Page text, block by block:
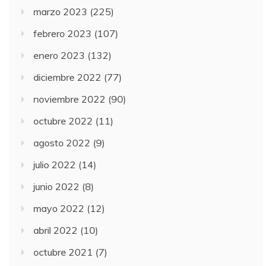
marzo 2023 (225)
febrero 2023 (107)
enero 2023 (132)
diciembre 2022 (77)
noviembre 2022 (90)
octubre 2022 (11)
agosto 2022 (9)
julio 2022 (14)
junio 2022 (8)
mayo 2022 (12)
abril 2022 (10)
octubre 2021 (7)